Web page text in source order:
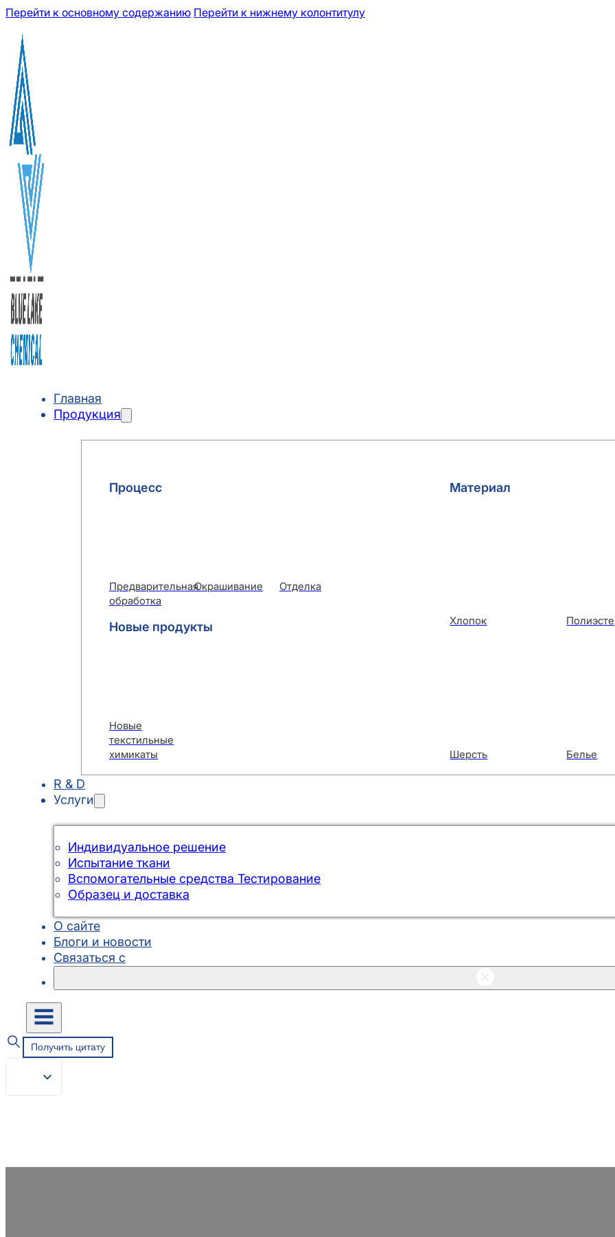
Перейти к основному содержанию Перейти к нижнему колонтитулу
Главная
Продукция
Процесс
Предварительная
обработка
Окрашивание Отделка
Новые продукты
Новые
текстильные
химикаты
Материал
Хлопок
Шерсть Белье
R & D
Услуги
Индивидуальное решение
Испытание ткани
Вспомогательные средства Тестирование
Образец и доставка
О сайте
Блоги и новости
Связаться с
Получить цитату